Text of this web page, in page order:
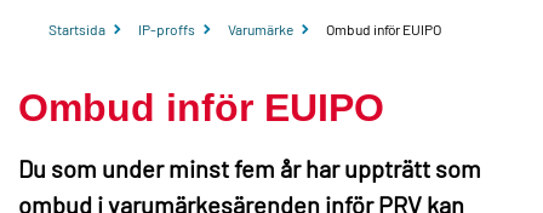
Startsida IP-proffs Varumärke Ombud inför EUIPO
Ombud inför EUIPO
Du som under minst fem år har uppträtt som
ombud i varumärkesärenden inför PRV kan